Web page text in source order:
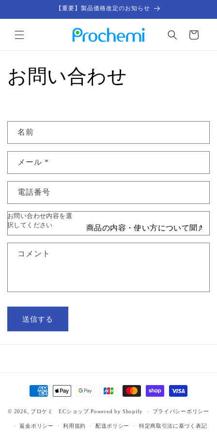
【重要】製品価格改定のお知らせ
ー
お問い合わせ
い
わ
フ
ォ
ー
ム
名前
メール *
電話番号
お問い合わせ内容を選
択してください
コメント
送信する
決
済
方
法
© 2026, プロケミ ECショップ Powered by Shopify プライバシーポリシー
返金ポリシー 利用規約 配送ポリシー 特定商取引法に基づく表記